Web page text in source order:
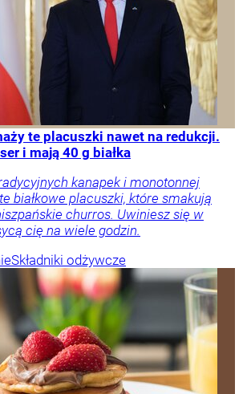
te placuszki nawet na redukcji.
i mają 40 g białka
kanapek i monotonnej
białkowe placuszki, które smakują
churros. Uwiniesz się w
cię na wiele godzin.
Składniki odżywcze